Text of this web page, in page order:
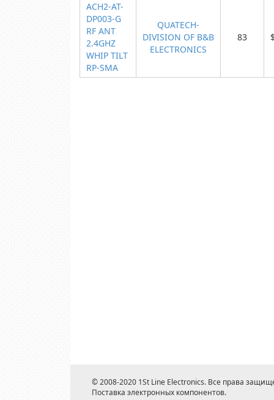
ACH2-AT-
DP003-G
RF ANT
2.4GHZ
WHIP TILT
RP-SMA
QUATECH-
DIVISION OF B&B
ELECTRONICS
83
© 2008-2020 1St Line Electronics. Все права
Поставка электронных компонентов.